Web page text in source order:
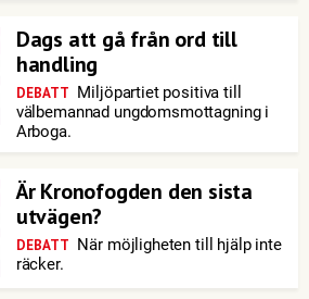
Dags att gå från ord till
handling
DEBATT Miljöpartiet positiva till
välbemannad ungdomsmottagning i
Arboga.
Är Kronofogden den sista
utvägen?
DEBATT När möjligheten till hjälp inte
räcker.